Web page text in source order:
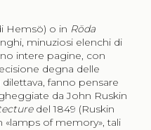
Hemsö) o in Röda
minuziosi elenchi di
intere pagine, con
degna delle
fanno pensare
da John Ruskin
del 1849 (Ruskin
«lamps of memory», tali